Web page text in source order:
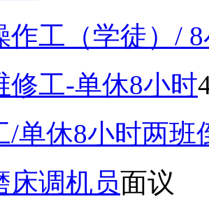
作工（学徒）/
修工-单休8小时
/单休8小时两班
床调机员面议